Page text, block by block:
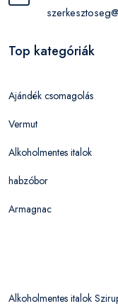
Top kategóriák
Ajándék csomagolás
Vermut
Alkoholmentes italok
habzóbor
Armagnac
Alkoholmentes italok